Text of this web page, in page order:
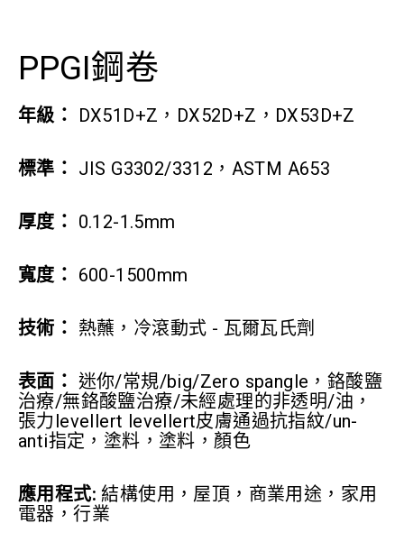
PPGI鋼卷
年級： DX51D+Z，DX52D+Z，DX53D+Z
標準： JIS G3302/3312，ASTM A653
厚度： 0.12-1.5mm
寬度： 600-1500mm
技術： 熱蘸，冷滾動式 - 瓦爾瓦氏劑
表面： 迷你/常規/big/Zero spangle，鉻酸鹽
治療/無鉻酸鹽治療/未經處理的非透明/油，
張力levellert levellert皮膚通過抗指紋/un-
anti指定，塗料，塗料，顏色
應用程式: 結構使用，屋頂，商業用途，家用
電器，行業